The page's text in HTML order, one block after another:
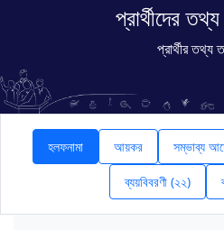
প্রার্থীদের
প্রার্থীর তথ্য
হলফনামা আয়কর সম্ভাব্য
ব্যয়বিবরণী (২২)